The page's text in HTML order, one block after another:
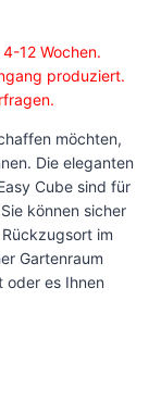
12 Wochen.
produziert.
möchten,
Die eleganten
Cube sind für
können sicher
im
Gartenraum
oder es Ihnen